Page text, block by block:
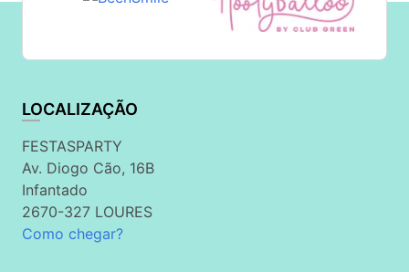
LOCALIZAÇÃO
FESTASPARTY
Av. Diogo Cão, 16B
Infantado
2670-327 LOURES
Como chegar?